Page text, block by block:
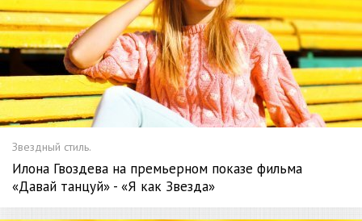
Звездный стиль.
Илона Гвоздева на премьерном показе фильма
«Давай танцуй» - «Я как Звезда»